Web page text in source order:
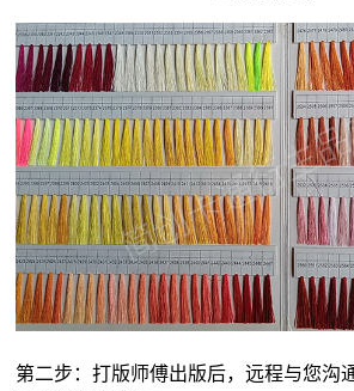
第二步：打版师傅出版后，远程与您沟